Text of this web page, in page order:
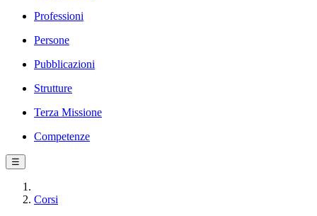
Professioni
Persone
Pubblicazioni
Strutture
Terza Missione
Competenze
☰
Corsi